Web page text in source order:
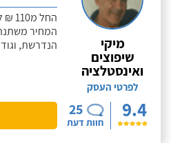
מיקי
שיפוצים
ואינסטלציה
לפרטי העסק
9.4
25
חוות דעת
המחיר
הנדרשת,